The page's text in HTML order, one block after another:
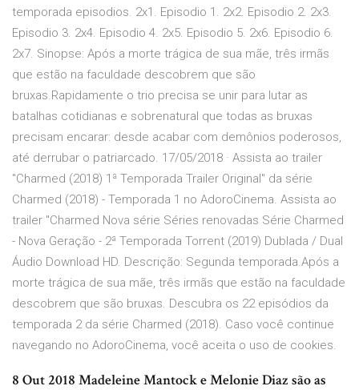
temporada episodios. 2x1. Episodio 1. 2x2. Episodio 2. 2x3.
Episodio 3. 2x4. Episodio 4. 2x5. Episodio 5. 2x6. Episodio 6.
2x7. Sinopse: Após a morte trágica de sua mãe, três irmãs
que estão na faculdade descobrem que são
bruxas.Rapidamente o trio precisa se unir para lutar as
batalhas cotidianas e sobrenatural que todas as bruxas
precisam encarar: desde acabar com demônios poderosos,
até derrubar o patriarcado. 17/05/2018 · Assista ao trailer
"Charmed (2018) 1ª Temporada Trailer Original" da série
Charmed (2018) - Temporada 1 no AdoroCinema. Assista ao
trailer "Charmed Nova série Séries renovadas Série Charmed
- Nova Geração - 2ª Temporada Torrent (2019) Dublada / Dual
Áudio Download HD. Descrição: Segunda temporada.Após a
morte trágica de sua mãe, três irmãs que estão na faculdade
descobrem que são bruxas. Descubra os 22 episódios da
temporada 2 da série Charmed (2018). Caso você continue
navegando no AdoroCinema, você aceita o uso de cookies.
8 Out 2018 Madeleine Mantock e Melonie Diaz são as